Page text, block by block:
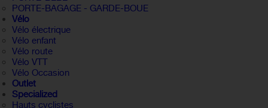
PORTE-BAGAGE - GARDE-BOUE
Vélo
Vélo électrique
Vélo enfant
Vélo route
Vélo VTT
Vélo Occasion
Outlet
Specialized
Hauts cyclistes